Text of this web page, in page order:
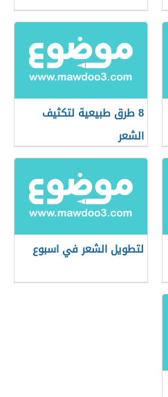
8 طرق طبيعية لتكثيف
الشعر
لتطويل الشعر في اسبوع